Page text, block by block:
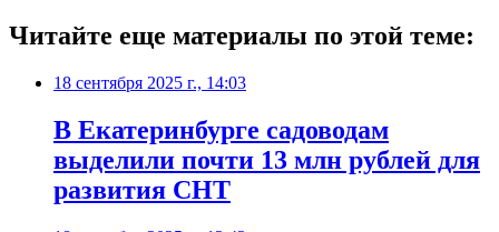
Читайте еще материалы по этой теме:
18 сентября 2025 г., 14:03
В Екатеринбурге садоводам
выделили почти 13 млн рублей для
развития СНТ